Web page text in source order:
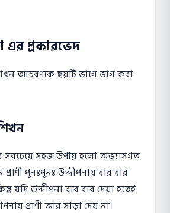
প্রকারভেদ
আচরণকে ছয়টি ভাগে ভাগ করা
সবচেয়ে সহজ উপায় হলাে অভ্যাসগত
পুনঃপুনঃ উদ্দীপনায় বার বার
যদি উদ্দীপনা বার বার দেয়া হতেই
প্রাণী আর সাড়া দেয় না।